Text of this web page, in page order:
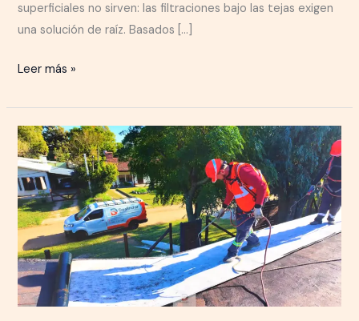
superficiales no sirven: las filtraciones bajo las tejas exigen
una solución de raíz. Basados […]
Leer más »
Impermeabilización
de
Techos
en
Uruguay:
Casos
de
Éxito
con